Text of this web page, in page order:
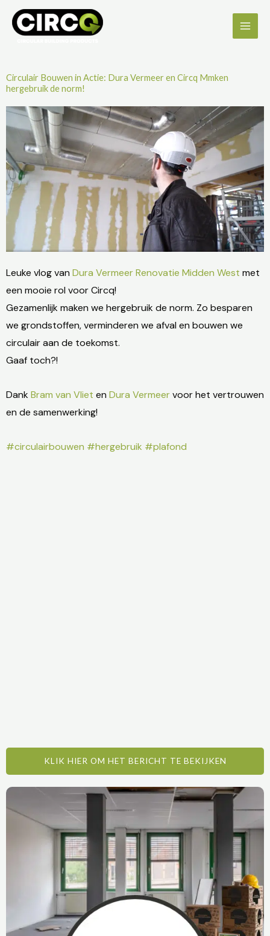
naar
Circulair Bouwen in Actie: Dura Vermeer en Circq Mmken
hergebruik de norm!
Leuke vlog vanDura Vermeer Renovatie Midden West met
een mooie rol voor Circq!
Gezamenlijk maken we hergebruik de norm. Zo besparen
we grondstoffen, verminderen we afval en bouwen we
circulair aan de toekomst.
Gaaf toch?!
DankBram van Vliet enDura Vermeervoor het vertrouwen
en de samenwerking!
#circulairbouwen #hergebruik #plafond
KLIK HIER OM HET BERICHT TE BEKIJKEN